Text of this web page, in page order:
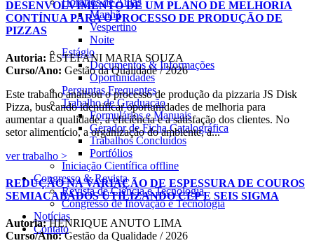
Manhã
Vespertino
Noite
Estágio
Documentos & Informações
Oportunidades
Perguntas Frequentes
Trabalho de Graduação
Formulários e Manuais
Gerador de Ficha Catalográfica
Trabalhos Concluídos
Portfólios
Iniciação Científica offline
Congresso & Revista
Revista de Ciência e Tecnologia
Congresso de Inovação e Tecnologia
Notícias
Contato
DESENVOLVIMENTO DE UM PLANO DE MELHORIA
CONTÍNUA PARA O PROCESSO DE PRODUÇÃO DE
PIZZAS
Autoria: ESTEFANI MARIA SOUZA
Curso/Ano: Gestão da Qualidade / 2026
Este trabalho analisou o processo de produção da pizzaria JS Disk
Pizza, buscando identificar oportunidades de melhoria para
aumentar a qualidade, a eficiência e a satisfação dos clientes. No
setor alimentício, a organização do ambiente, a...
ver trabalho >
REDUÇÃO NA VARIAÇÃO DE ESPESSURA DE COUROS
SEMIACABADOS UTILIZANDO CEP E SEIS SIGMA
Autoria:HENRIQUE ANUTO LIMA
Curso/Ano:Gestão da Qualidade / 2026